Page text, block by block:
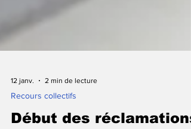
12 janv. 2 min de lecture
Recours collectifs